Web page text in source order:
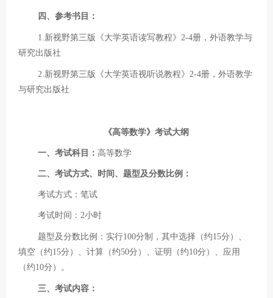
四、参考书目：
1.新视野第三版《大学英语读写教程》2-4册，外语教学与
研究出版社
2.新视野第三版《大学英语视听说教程》2-4册，外语教学
与研究出版社
《高等数学》考试大纲
一、考试科目： 高等数学
二、考试方式、时间、题型及分数比例：
考试方式：笔试
考试时间： 2小时
题型及分数比例：实行100分制，其中选择（约15分）、
填空（约15分）、计算（约50分）、证明（约10分）、应用
（约10分）。
三、考试内容：